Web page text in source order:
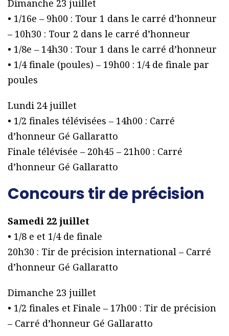
Dimanche 23 juillet
• 1/16e – 9h00 : Tour 1 dans le carré d’honneur
– 10h30 : Tour 2 dans le carré d’honneur
• 1/8e – 14h30 : Tour 1 dans le carré d’honneur
• 1/4 finale (poules) – 19h00 : 1/4 de finale par
poules
Lundi 24 juillet
• 1/2 finales télévisées – 14h00 : Carré
d’honneur Gé Gallaratto
Finale télévisée – 20h45 – 21h00 : Carré
d’honneur Gé Gallaratto
Concours tir de précision
Samedi 22 juillet
• 1/8 e et 1/4 de finale
20h30 : Tir de précision international – Carré
d’honneur Gé Gallaratto
Dimanche 23 juillet
• 1/2 finales et Finale – 17h00 : Tir de précision
– Carré d’honneur Gé Gallaratto